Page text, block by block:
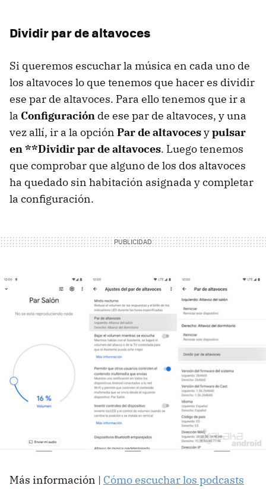
Dividir par de altavoces
Si queremos escuchar la música en cada uno de
los altavoces lo que tenemos que hacer es dividir
ese par de altavoces. Para ello tenemos que ir a
la Configuración de ese par de altavoces, y una
vez allí, ir a la opción Par de altavocesypulsar
en **Dividir par de altavoces. Luego tenemos
que comprobar que alguno de los dos altavoces
ha quedado sin habitación asignada y completar
la configuración.
Más información | Cómo escuchar los podcasts